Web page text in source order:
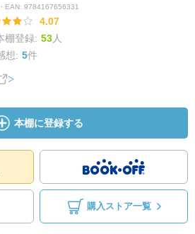
EAN: 9784167656331
4.07
棚登録: 53人
想: 5件
本棚に登録する
購入ストア一覧